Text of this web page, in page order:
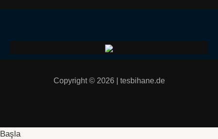
Copyright © 2026 | tesbihane.de
Başla